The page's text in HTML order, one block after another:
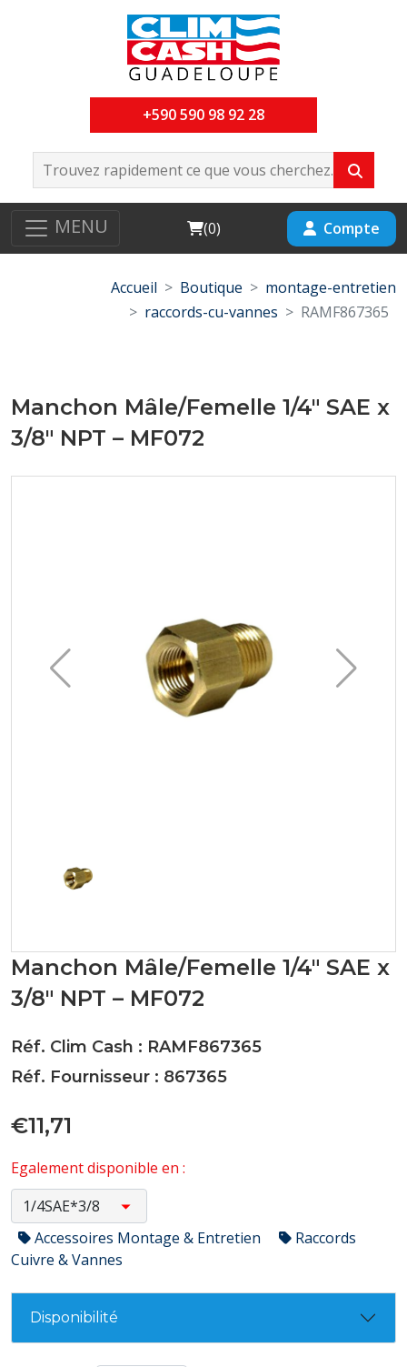
+590 590 98 92 28
MENU Cart
(0) Compte
Accueil Boutique
montage-entretien
raccords-cu-vannes
RAMF867365
Manchon Mâle/Femelle 1/4" SAE x
3/8" NPT – MF072
Manchon Mâle/Femelle 1/4" SAE x
3/8" NPT – MF072
Réf. Clim Cash : RAMF867365
Réf. Fournisseur : 867365
€11,71
Egalement disponible en :
Accessoires Montage & Entretien
Raccords
Cuivre & Vannes
Disponibilité